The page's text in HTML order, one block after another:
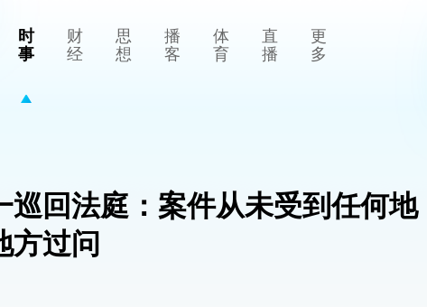
时
事
财
经
思
想
播
客
体
育
直
播
更
多
巡回法庭：案件从未受到任何地
方过问